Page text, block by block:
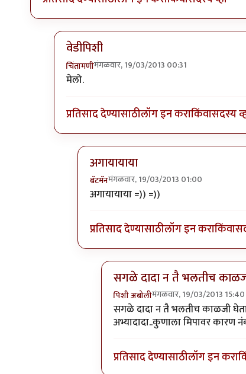
वेडीपिशी
चिंतामणीमंगळवार, 19/03/2013 00:31
In reply to
मेलो.
प्रतिसाद देण्यासाठीलॉग इन कराकिंवासदस्य
अगायायाया
बॅटमॅनमंगळवार, 19/03/2013 01:00
In reply toपूजाचे सजेशन ?
अगायायाया =)) =))
प्रतिसाद देण्यासाठीलॉग इन कराकिंवा
सगळे दादा न तै भलतीच
पिशी अबोलीमंगळवार, 19/03/2013 15:40
In reply toपूजाचे सजेशन ?by
सगळे दादा न तै भलतीच काळजी
अभ्यादादा..कुणाला मिपावर कारण
प्रतिसाद देण्यासाठीलॉग इन करा